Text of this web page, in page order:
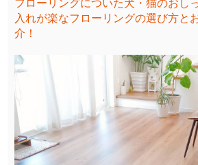
フローリングについた犬・猫のおし
入れが楽なフローリングの選び方と
介！